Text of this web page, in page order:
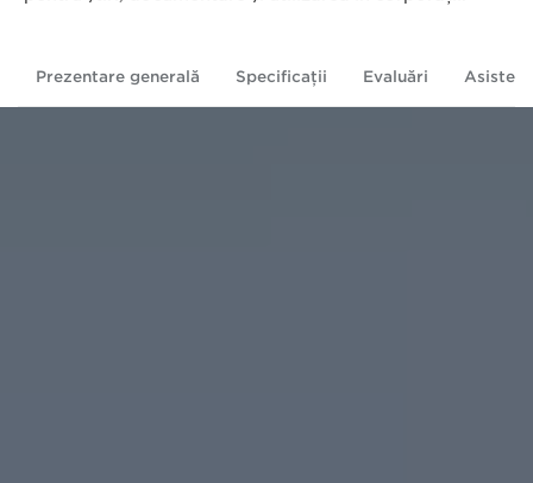
Prezentare generală Specificaţii Evaluări